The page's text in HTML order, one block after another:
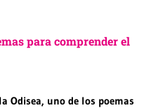
para comprender el
Odisea, uno de los poemas